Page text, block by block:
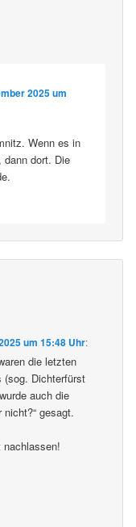
2025 um
Wenn es in
dann dort. Die
um 15:48 Uhr:
die letzten
(sog. Dichterfürst
auch die
nicht?“ gesagt.